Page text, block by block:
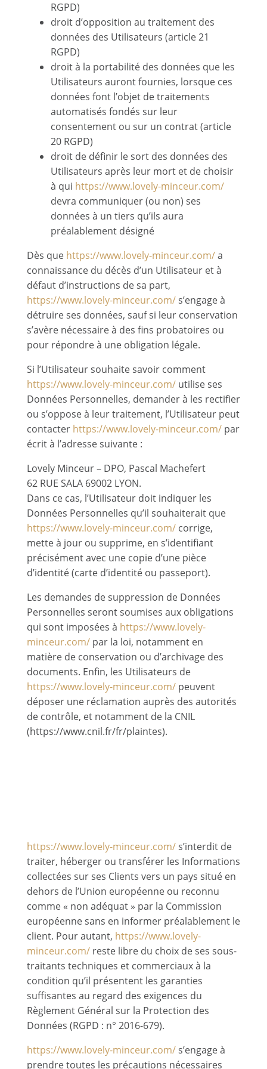
RGPD)
droit d’opposition au traitement des
données des Utilisateurs (article 21
RGPD)
droit à la portabilité des données que les
Utilisateurs auront fournies, lorsque ces
données font l’objet de traitements
automatisés fondés sur leur
consentement ou sur un contrat (article
20 RGPD)
droit de définir le sort des données des
Utilisateurs après leur mort et de choisir
à qui https://www.lovely-minceur.com/
devra communiquer (ou non) ses
données à un tiers qu’ils aura
préalablement désigné
Dès que https://www.lovely-minceur.com/a
connaissance du décès d’un Utilisateur et à
défaut d’instructions de sa part,
https://www.lovely-minceur.com/s’engage à
détruire ses données, sauf si leur conservation
s’avère nécessaire à des fins probatoires ou
pour répondre à une obligation légale.
Si l’Utilisateur souhaite savoir comment
https://www.lovely-minceur.com/ utilise ses
Données Personnelles, demander à les rectifier
ou s’oppose à leur traitement, l’Utilisateur peut
contacter https://www.lovely-minceur.com/ par
écrit à l’adresse suivante :
Lovely Minceur – DPO, Pascal Machefert
62 RUE SALA 69002 LYON.
Dans ce cas, l’Utilisateur doit indiquer les
Données Personnelles qu’il souhaiterait que
https://www.lovely-minceur.com/ corrige,
mette à jour ou supprime, en s’identifiant
précisément avec une copie d’une pièce
d’identité (carte d’identité ou passeport).
Les demandes de suppression de Données
Personnelles seront soumises aux obligations
qui sont imposées à https://www.lovely-
minceur.com/ par la loi, notamment en
matière de conservation ou d’archivage des
documents. Enfin, les Utilisateurs de
https://www.lovely-minceur.com/ peuvent
déposer une réclamation auprès des autorités
de contrôle, et notamment de la CNIL
(https://www.cnil.fr/fr/plaintes).
https://www.lovely-minceur.com/s’interdit de
traiter, héberger ou transférer les Informations
collectées sur ses Clients vers un pays situé en
dehors de l’Union européenne ou reconnu
comme « non adéquat » par la Commission
européenne sans en informer préalablement le
client. Pour autant, https://www.lovely-
minceur.com/ reste libre du choix de ses sous-
traitants techniques et commerciaux à la
condition qu’il présentent les garanties
suffisantes au regard des exigences du
Règlement Général sur la Protection des
Données (RGPD : n° 2016-679).
https://www.lovely-minceur.com/s’engage à
prendre toutes les précautions nécessaires